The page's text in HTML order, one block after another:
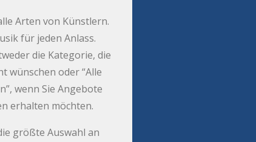
Arten von Künstlern.
für jeden Anlass.
die Kategorie, die
wünschen oder “Alle
wenn Sie Angebote
erhalten möchten.
größte Auswahl an